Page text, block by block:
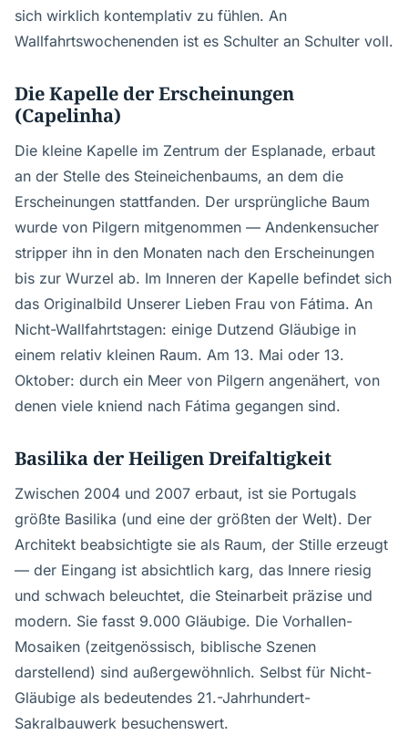
sich wirklich kontemplativ zu fühlen. An
Wallfahrtswochenenden ist es Schulter an Schulter voll.
Die Kapelle der Erscheinungen
(Capelinha)
Die kleine Kapelle im Zentrum der Esplanade, erbaut
an der Stelle des Steineichenbaums, an dem die
Erscheinungen stattfanden. Der ursprüngliche Baum
wurde von Pilgern mitgenommen — Andenkensucher
stripper ihn in den Monaten nach den Erscheinungen
bis zur Wurzel ab. Im Inneren der Kapelle befindet sich
das Originalbild Unserer Lieben Frau von Fátima. An
Nicht-Wallfahrtstagen: einige Dutzend Gläubige in
einem relativ kleinen Raum. Am 13. Mai oder 13.
Oktober: durch ein Meer von Pilgern angenähert, von
denen viele kniend nach Fátima gegangen sind.
Basilika der Heiligen Dreifaltigkeit
Zwischen 2004 und 2007 erbaut, ist sie Portugals
größte Basilika (und eine der größten der Welt). Der
Architekt beabsichtigte sie als Raum, der Stille erzeugt
— der Eingang ist absichtlich karg, das Innere riesig
und schwach beleuchtet, die Steinarbeit präzise und
modern. Sie fasst 9.000 Gläubige. Die Vorhallen-
Mosaiken (zeitgenössisch, biblische Szenen
darstellend) sind außergewöhnlich. Selbst für Nicht-
Gläubige als bedeutendes 21.-Jahrhundert-
Sakralbauwerk besuchenswert.